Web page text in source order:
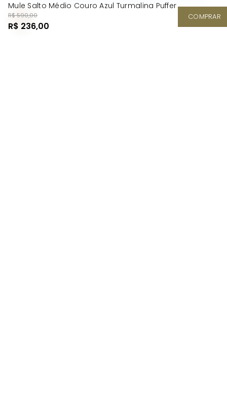
Mule Salto Médio Couro Azul Turmalina Puffer
R$ 590,00
R$ 236,00
COMPRAR